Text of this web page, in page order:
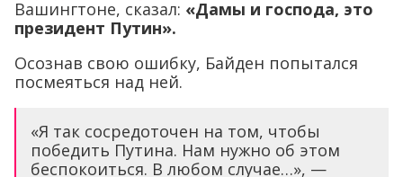
Вашингтоне, сказал: «Дамы и господа, это
президент Путин».
Осознав свою ошибку, Байден попытался
посмеяться над ней.
«Я так сосредоточен на том, чтобы
победить Путина. Нам нужно об этом
беспокоиться. В любом случае…», —